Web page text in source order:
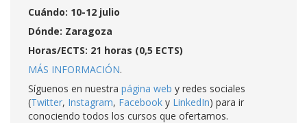
Cuándo: 10-12 julio
Dónde: Zaragoza
Horas/ECTS: 21 horas (0,5 ECTS)
MÁS INFORMACIÓN.
Síguenos en nuestra página web y redes sociales
(Twitter, Instagram, Facebook y LinkedIn) para ir
conociendo todos los cursos que ofertamos.